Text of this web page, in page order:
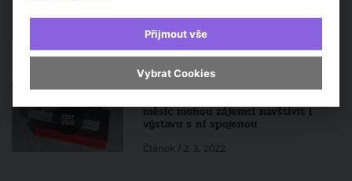
Vychází nejrozsáhlejší publikace o
měsíc mohou zájemci navštívit i
výstavu s ní spojenou
Článek / 2. 3. 2022
Přijmout vše
Vybrat Cookies